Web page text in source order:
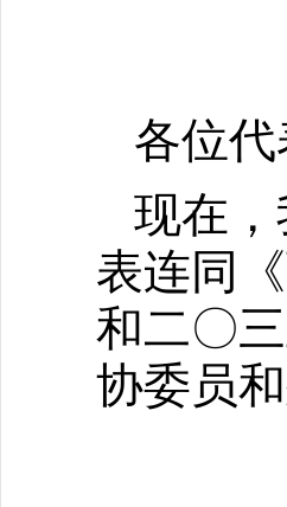
各位代
现在
表连同
和二〇
协委员